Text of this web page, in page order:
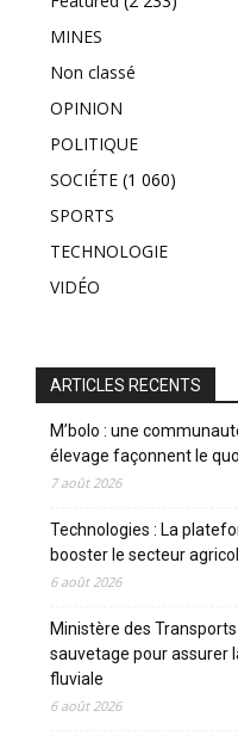
MINES
Non classé
OPINION
POLITIQUE
SOCIÉTE (1 060)
SPORTS
TECHNOLOGIE
VIDÉO
ARTICLES RECENTS
M’bolo : une
élevage façonnent le
7 août 2026
Technologies : La
booster le secteur
6 août 2026
Ministère des
sauvetage pour assurer
fluviale
6 août 2026